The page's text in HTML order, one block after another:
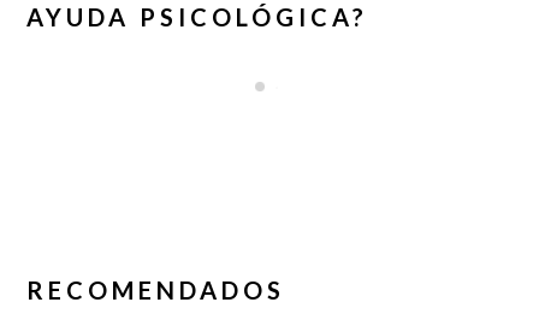
AYUDA PSICOLÓGICA?
RECOMENDADOS